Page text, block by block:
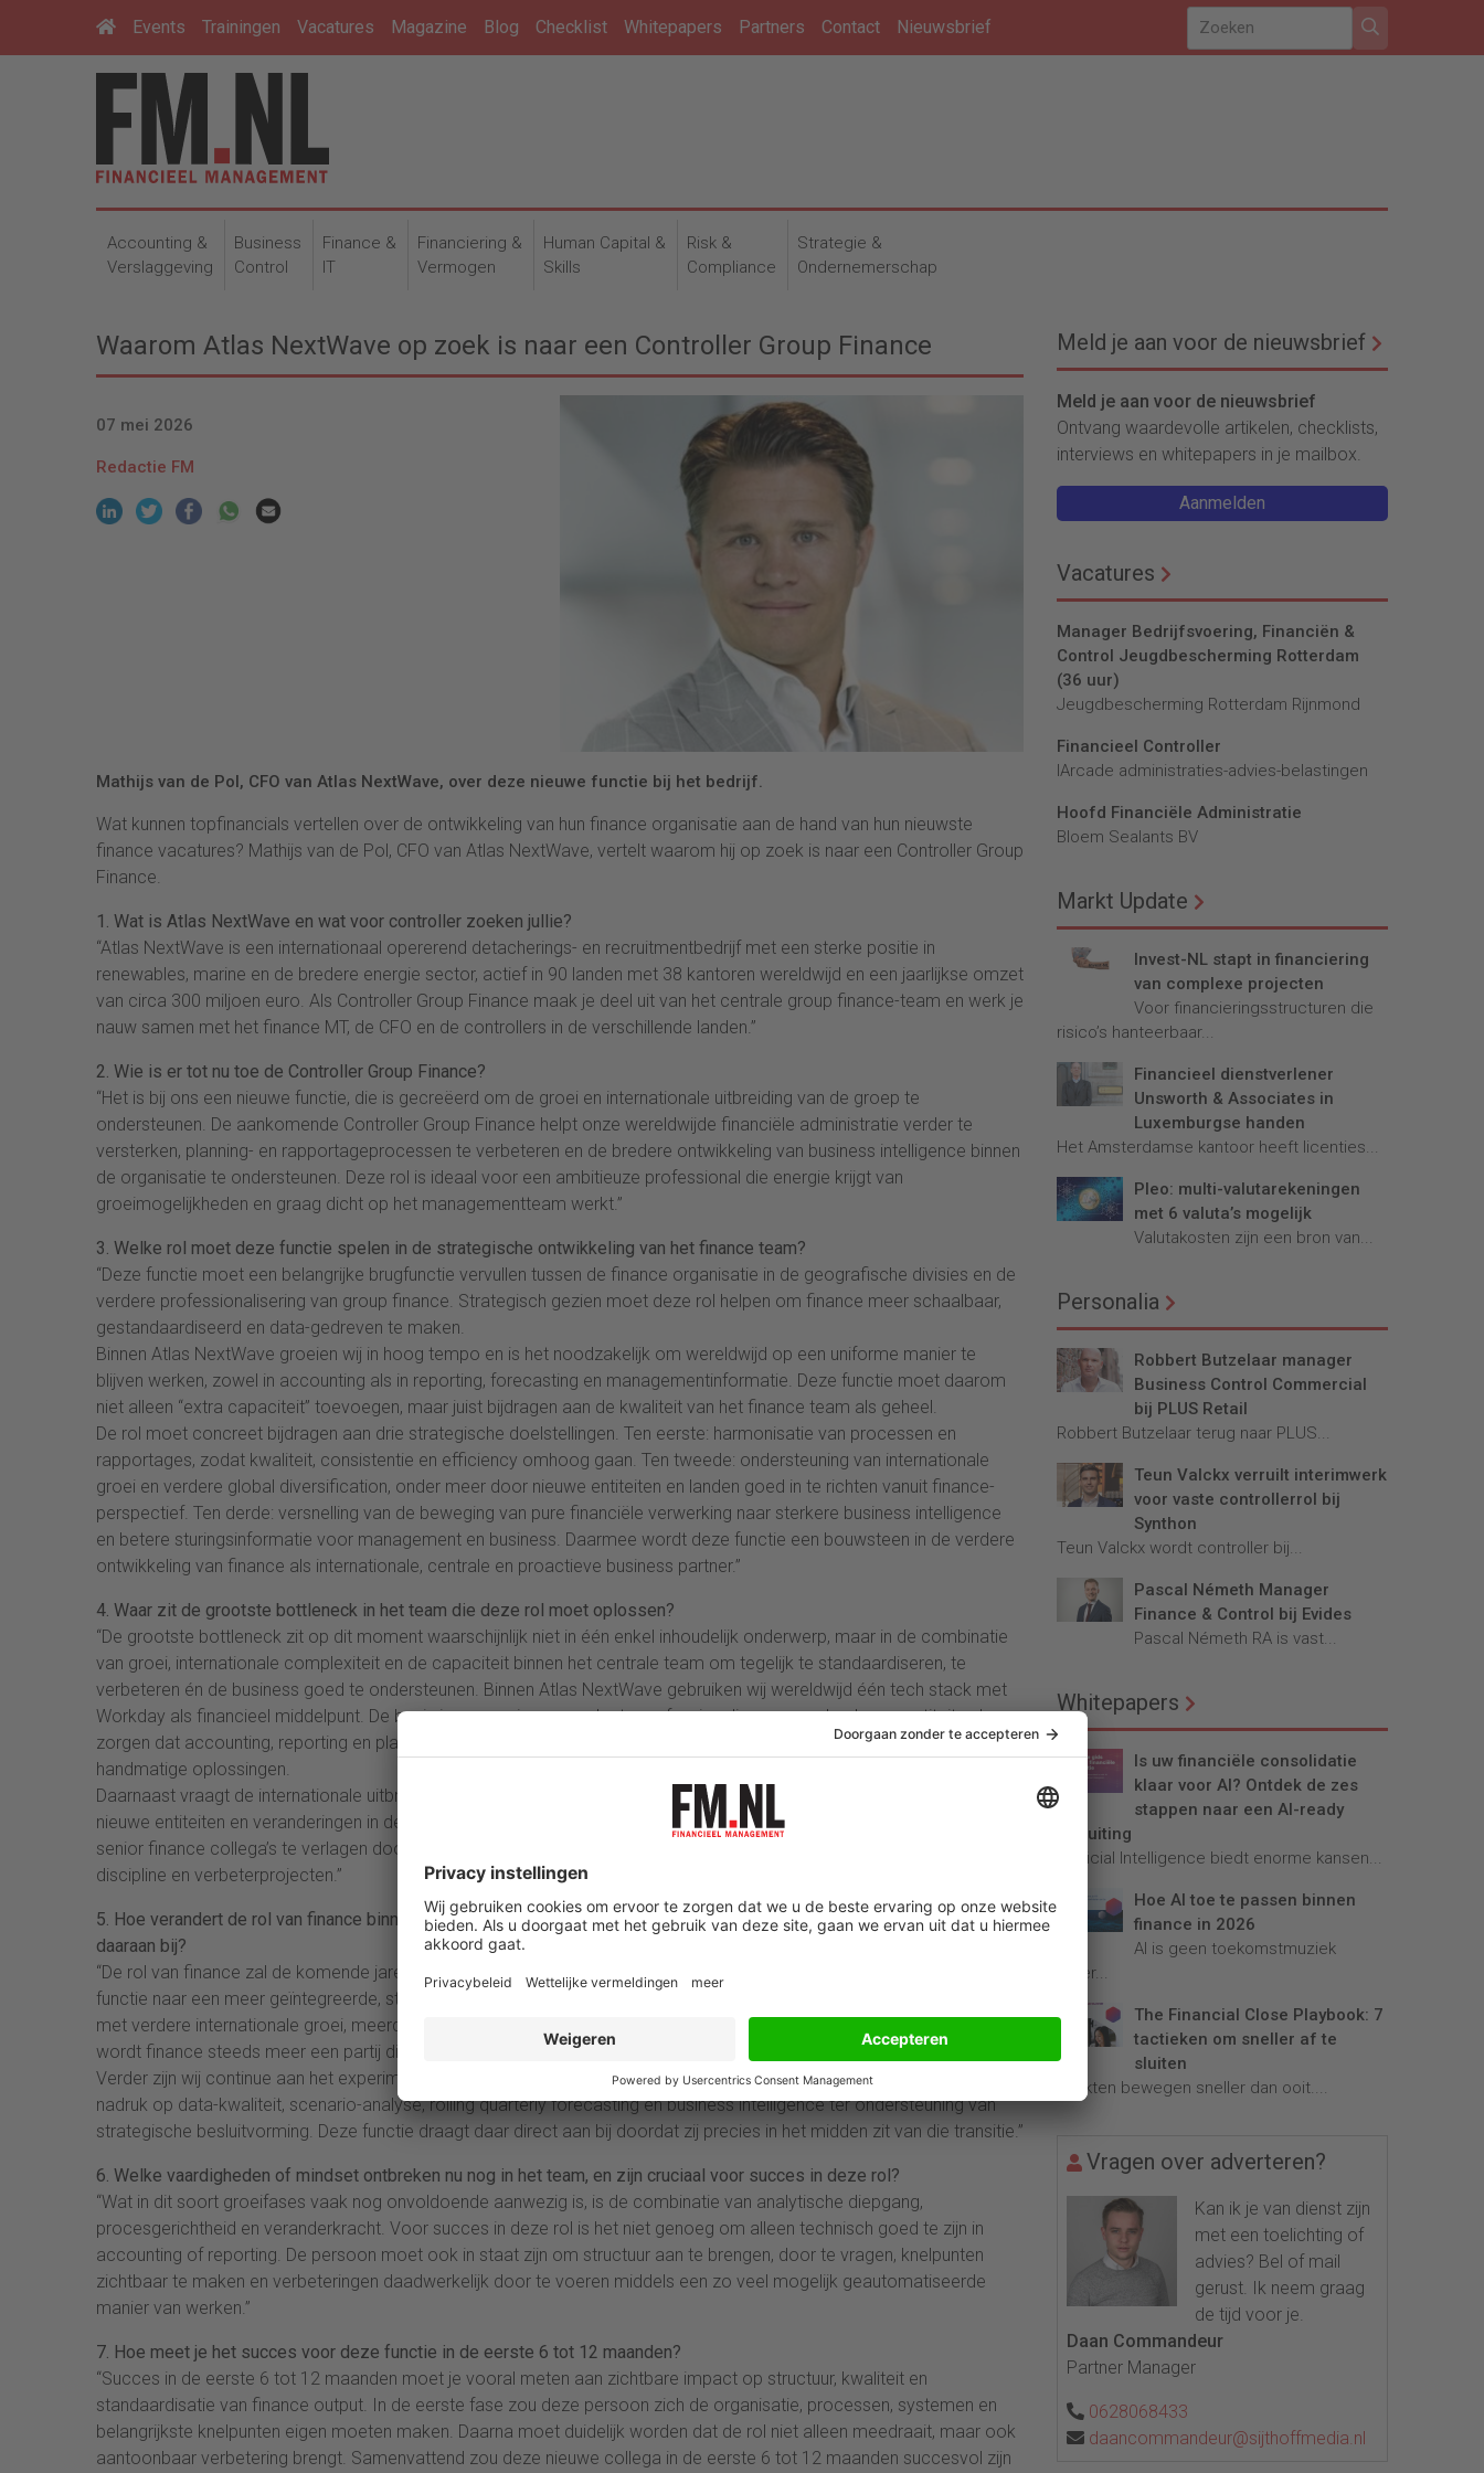
Events Trainingen Vacatures Magazine Blog Checklist Whitepapers Partners Contact Nieuwsbrief
Accounting &
Verslaggeving
Business
Control
Finance &
IT
Financiering &
Vermogen
Human Capital &
Skills
Risk &
Compliance
Strategie &
Ondernemerschap
Waarom Atlas NextWave op zoek is naar een Controller Group Finance
07 mei 2026
Redactie FM
Mathijs van de Pol, CFO van Atlas NextWave, over deze nieuwe functie bij het bedrijf.
Wat kunnen topfinancials vertellen over de ontwikkeling van hun finance organisatie aan de hand van hun nieuwste
finance vacatures? Mathijs van de Pol, CFO van Atlas NextWave, vertelt waarom hij op zoek is naar een Controller Group
Finance.
1. Wat is Atlas NextWave en wat voor controller zoeken jullie?
“Atlas NextWave is een internationaal opererend detacherings- en recruitmentbedrijf met een sterke positie in
renewables, marine en de bredere energie sector, actief in 90 landen met 38 kantoren wereldwijd en een jaarlijkse omzet
van circa 300 miljoen euro. Als Controller Group Finance maak je deel uit van het centrale group finance-team en werk je
nauw samen met het finance MT, de CFO en de controllers in de verschillende landen.”
2. Wie is er tot nu toe de Controller Group Finance?
“Het is bij ons een nieuwe functie, die is gecreëerd om de groei en internationale uitbreiding van de groep te
ondersteunen. De aankomende Controller Group Finance helpt onze wereldwijde financiële administratie verder te
versterken, planning- en rapportageprocessen te verbeteren en de bredere ontwikkeling van business intelligence binnen
de organisatie te ondersteunen. Deze rol is ideaal voor een ambitieuze professional die energie krijgt van
groeimogelijkheden en graag dicht op het managementteam werkt.”
3. Welke rol moet deze functie spelen in de strategische ontwikkeling van het finance team?
“Deze functie moet een belangrijke brugfunctie vervullen tussen de finance organisatie in de geografische divisies en de
verdere professionalisering van group finance. Strategisch gezien moet deze rol helpen om finance meer schaalbaar,
gestandaardiseerd en data-gedreven te maken.
Binnen Atlas NextWave groeien wij in hoog tempo en is het noodzakelijk om wereldwijd op een uniforme manier te
blijven werken, zowel in accounting als in reporting, forecasting en managementinformatie. Deze functie moet daarom
niet alleen “extra capaciteit” toevoegen, maar juist bijdragen aan de kwaliteit van het finance team als geheel.
De rol moet concreet bijdragen aan drie strategische doelstellingen. Ten eerste: harmonisatie van processen en
rapportages, zodat kwaliteit, consistentie en efficiency omhoog gaan. Ten tweede: ondersteuning van internationale
groei en verdere global diversification, onder meer door nieuwe entiteiten en landen goed in te richten vanuit finance-
perspectief. Ten derde: versnelling van de beweging van pure financiële verwerking naar sterkere business intelligence
en betere sturingsinformatie voor management en business. Daarmee wordt deze functie een bouwsteen in de verdere
ontwikkeling van finance als internationale, centrale en proactieve business partner.”
4. Waar zit de grootste bottleneck in het team die deze rol moet oplossen?
“De grootste bottleneck zit op dit moment waarschijnlijk niet in één enkel inhoudelijk onderwerp, maar in de combinatie
van groei, internationale complexiteit en de capaciteit binnen het centrale team om tegelijk te standaardiseren, te
verbeteren én de business goed te ondersteunen. Binnen Atlas NextWave gebruiken wij wereldwijd één tech stack met
Workday als financieel middelpunt. De basis is aanwezig om verder te professionaliseren over landen en entiteiten heen:
zorgen dat accounting, reporting en planning niet te veel afhankelijk zijn van lokale werkwijzen, individuele kennis of
handmatige oplossingen.
Daarnaast vraagt de internationale uitbreiding van de groep om iemand die structuur kan aanbrengen bij nieuwe landen,
nieuwe entiteiten en veranderingen in de organisatie. Deze functie moet dus helpen om de druk op management en
senior finance collega’s te verlagen door meer eigenaarschap te nemen in standaardisatie, kwaliteit van data, reporting
discipline en verbeterprojecten.”
5. Hoe verandert de rol van finance binnen jullie organisatie de komende jaren, en hoe draagt de Controller Group Finance
daaraan bij?
“De rol van finance zal de komende jaren duidelijk verschuiven van een voornamelijk registrerende en controlerende
functie naar een meer geïntegreerde, sturende en internationaal verbindende rol. In een organisatie als Atlas NextWave,
met verdere internationale groei, meerdere entiteiten en een grotere behoefte aan consistente managementinformatie,
wordt finance steeds meer een partij die niet alleen terugkijkt, maar ook helpt vooruitkijken en keuzes onderbouwen.
Verder zijn wij continue aan het experimenteren met verdere automatisering en het gebruik van AI. Dat betekent meer
nadruk op data-kwaliteit, scenario-analyse, rolling quarterly forecasting en business intelligence ter ondersteuning van
strategische besluitvorming. Deze functie draagt daar direct aan bij doordat zij precies in het midden zit van die transitie.”
6. Welke vaardigheden of mindset ontbreken nu nog in het team, en zijn cruciaal voor succes in deze rol?
“Wat in dit soort groeifases vaak nog onvoldoende aanwezig is, is de combinatie van analytische diepgang,
procesgerichtheid en veranderkracht. Voor succes in deze rol is het niet genoeg om alleen technisch goed te zijn in
accounting of reporting. De persoon moet ook in staat zijn om structuur aan te brengen, door te vragen, knelpunten
zichtbaar te maken en verbeteringen daadwerkelijk door te voeren middels een zo veel mogelijk geautomatiseerde
manier van werken.”
7. Hoe meet je het succes voor deze functie in de eerste 6 tot 12 maanden?
“Succes in de eerste 6 tot 12 maanden moet je vooral meten aan zichtbare impact op structuur, kwaliteit en
standaardisatie van finance output. In de eerste fase zou deze persoon zich de organisatie, processen, systemen en
belangrijkste knelpunten eigen moeten maken. Daarna moet duidelijk worden dat de rol niet alleen meedraait, maar ook
aantoonbaar verbetering brengt. Samenvattend zou deze nieuwe collega in de eerste 6 tot 12 maanden succesvol zijn
Meld je aan voor de nieuwsbrief
Meld je aan voor de nieuwsbrief
Ontvang waardevolle artikelen, checklists,
interviews en whitepapers in je mailbox.
Aanmelden
Vacatures
Manager Bedrijfsvoering, Financiën &
Control Jeugdbescherming Rotterdam
(36 uur)
Jeugdbescherming Rotterdam Rijnmond
Financieel Controller
lArcade administraties-advies-belastingen
Hoofd Financiële Administratie
Bloem Sealants BV
Markt Update
Invest-NL stapt in financiering
van complexe projecten
Voor financieringsstructuren die
risico’s hanteerbaar...
Financieel dienstverlener
Unsworth & Associates in
Luxemburgse handen
Het Amsterdamse kantoor heeft licenties...
Pleo: multi-valutarekeningen
met 6 valuta’s mogelijk
Valutakosten zijn een bron van...
Personalia
Robbert Butzelaar manager
Business Control Commercial
bij PLUS Retail
Robbert Butzelaar terug naar PLUS...
Teun Valckx verruilt interimwerk
voor vaste controllerrol bij
Synthon
Teun Valckx wordt controller bij...
Pascal Németh Manager
Finance & Control bij Evides
Pascal Németh RA is vast...
Whitepapers
Is uw financiële consolidatie
klaar voor AI? Ontdek de zes
stappen naar een AI-ready
afsluiting
Artificial Intelligence biedt enorme kansen...
Hoe AI toe te passen binnen
finance in 2026
AI is geen toekomstmuziek
meer...
The Financial Close Playbook: 7
tactieken om sneller af te
sluiten
Markten bewegen sneller dan ooit....
Vragen over adverteren?
Kan ik je van dienst zijn
met een toelichting of
advies? Bel of mail
gerust. Ik neem graag
de tijd voor je.
Daan Commandeur
Partner Manager
0628068433
daancommandeur@sijthoffmedia.nl